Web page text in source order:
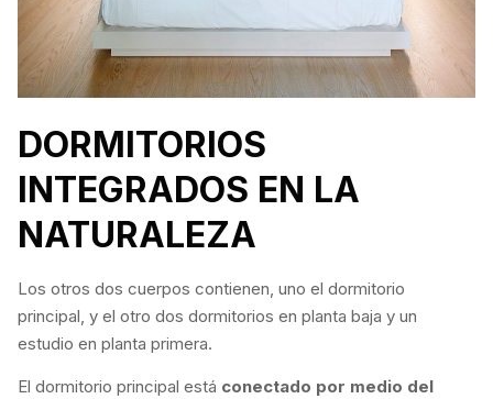
DORMITORIOS
INTEGRADOS EN LA
NATURALEZA
Los otros dos cuerpos contienen, uno el dormitorio
principal, y el otro dos dormitorios en planta baja y un
estudio en planta primera.
El dormitorio principal está conectado por medio del